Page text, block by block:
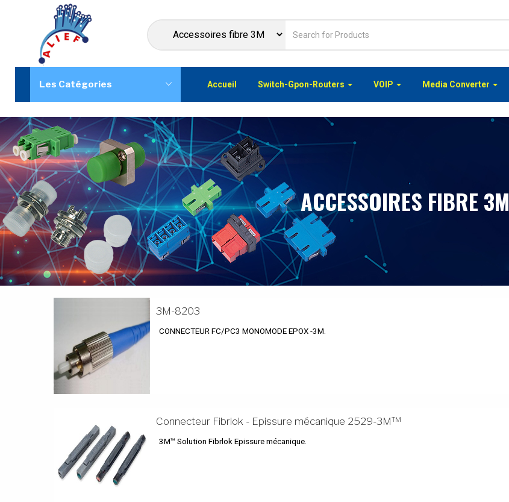
Les Catégories Accueil Switch-Gpon-Routers VOIP Media Converter
ACCESSOIRES FIBRE 3M
3M-8203
CONNECTEUR FC/PC3 MONOMODE EPOX -3M.
Connecteur Fibrlok - Epissure mécanique 2529-3M™
3M™ Solution Fibrlok Epissure mécanique.